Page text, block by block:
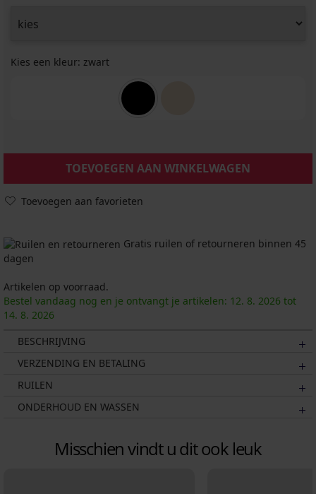
Kies een kleur: zwart
TOEVOEGEN AAN WINKELWAGEN
Toevoegen aan favorieten
Gratis ruilen of retourneren binnen 45
dagen
Artikelen op voorraad.
Bestel vandaag nog en je ontvangt je artikelen: 12. 8. 2026 tot
14. 8. 2026
BESCHRIJVING
VERZENDING EN BETALING
RUILEN
ONDERHOUD EN WASSEN
Misschien vindt u dit ook leuk